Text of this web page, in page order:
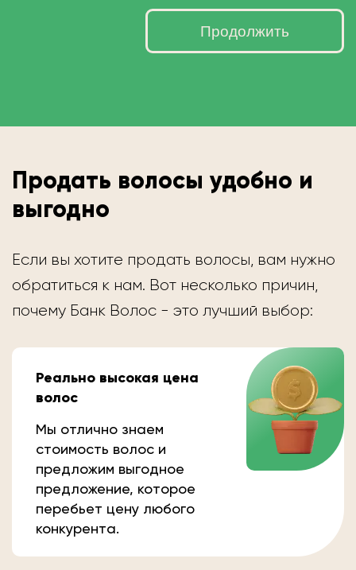
Продолжить
Продать волосы удобно и
выгодно
Если вы хотите продать волосы, вам нужно
обратиться к нам. Вот несколько причин,
почему Банк Волос - это лучший выбор:
Реально высокая цена
волос
Мы отлично знаем
стоимость волос и
предложим выгодное
предложение, которое
перебьет цену любого
конкурента.